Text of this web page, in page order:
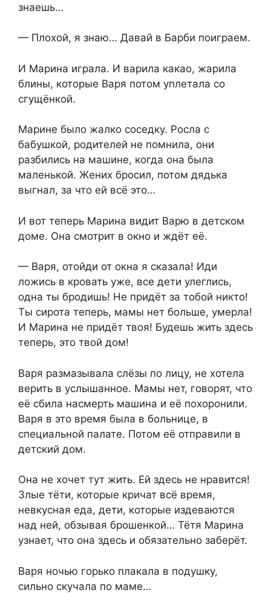
знаешь…
— Плохой, я знаю… Давай в Барби поиграем.
И Марина играла. И варила какао, жарила
блины, которые Варя потом уплетала со
сгущёнкой.
Марине было жалко соседку. Росла с
бабушкой, родителей не помнила, они
разбились на машине, когда она была
маленькой. Жених бросил, потом дядька
выгнал, за что ей всё это…
И вот теперь Марина видит Варю в детском
доме. Она смотрит в окно и ждёт её.
— Варя, отойди от окна я сказала! Иди
ложись в кровать уже, все дети улеглись,
одна ты бродишь! Не придёт за тобой никто!
Ты сирота теперь, мамы нет больше, умерла!
И Марина не придёт твоя! Будешь жить здесь
теперь, это твой дом!
Варя размазывала слёзы по лицу, не хотела
верить в услышанное. Мамы нет, говорят, что
её сбила насмерть машина и её похоронили.
Варя в это время была в больнице, в
специальной палате. Потом её отправили в
детский дом.
Она не хочет тут жить. Ей здесь не нравится!
Злые тёти, которые кричат всё время,
невкусная еда, дети, которые издеваются
над ней, обзывая брошенкой… Тётя Марина
узнает, что она здесь и обязательно заберёт.
Варя ночью горько плакала в подушку,
сильно скучала по маме…